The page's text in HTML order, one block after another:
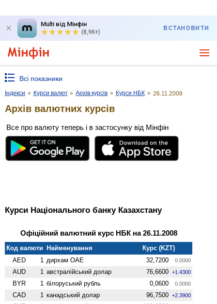
Multi від Мінфін
(8,9K+)
ВСТАНОВИТИ
Всі показники
Індекси » Курси валют » Архів курсів » Курси НБК » 26.11.2008
Архів валютних курсів
Все про валюту теперь і в застосунку від Мінфін
Курси Національного банку Казахстану
Офіційний валютний курс НБК на 26.11.2008
Код валюти Найменування
Курс (KZT)
AED
1 дирхам ОАЕ 32,7200 0.0000
AUD 1 австралійський долар 76,6600 +1.4300
BYR 1 білоруський рубль 0,0600 0.0000
CAD 1 канадський долар 96,7500 +2.3900